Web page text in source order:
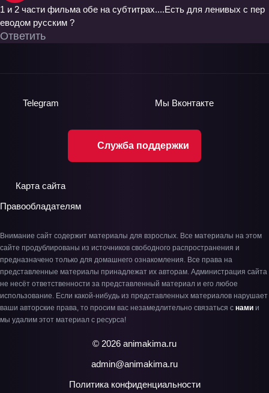
1 и 2 части фильма обе на субтитрах....Есть для ленивых с пер
еводом русским ?
Ответить
Служба поддержки
Telegram Мы Вконтакте
Карта сайта
Правообладателям
Внимание сайт содержит материалы для взрослых. Все материалы на этом
сайте продублированы из источников свободного распространения и
предназначено только для домашнего ознакомления. Все права на
представленные материалы принадлежат их авторам. Администрация сайта
не несёт ответственности за представленный материал и его любое
использование. Если какой-нибудь из представленных материалов нарушает
ваши авторские права, то просим вас незамедлительно связаться с нами и
мы удалим этот материал с ресурса!
© 2026 animakima.ru
admin@animakima.ru
Политика конфиденциальности